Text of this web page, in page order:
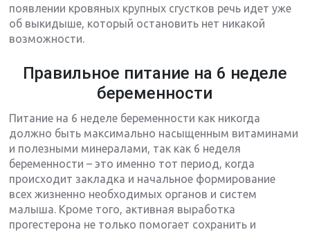
появлении кровяных крупных сгустков речь идет уже
об выкидыше, который остановить нет никакой
возможности.
Правильное питание на 6 неделе
беременности
Питание на 6 неделе беременности как никогда
должно быть максимально насыщенным витаминами
и полезными минералами, так как 6 неделя
беременности – это именно тот период, когда
происходит закладка и начальное формирование
всех жизненно необходимых органов и систем
малыша. Кроме того, активная выработка
прогестерона не только помогает сохранить и